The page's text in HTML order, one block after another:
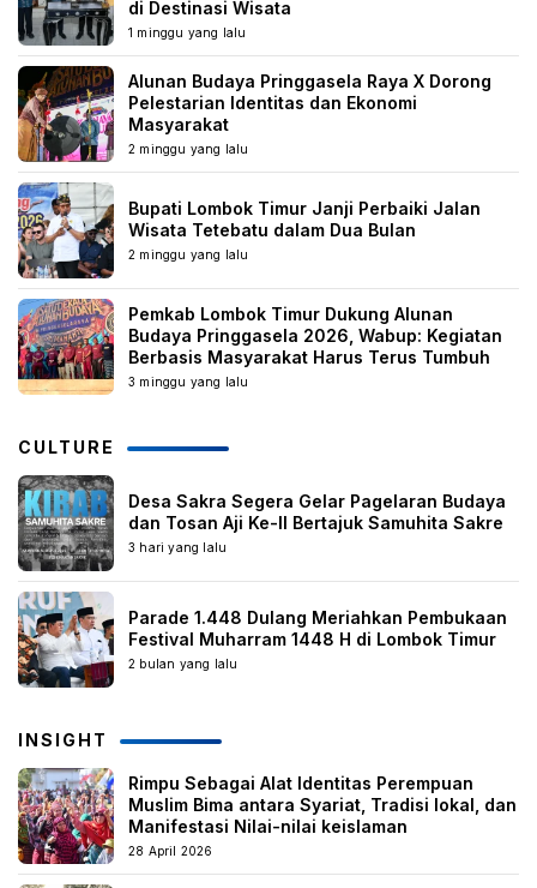
di Destinasi Wisata
1 minggu yang lalu
Alunan Budaya Pringgasela Raya X Dorong
Pelestarian Identitas dan Ekonomi
Masyarakat
2 minggu yang lalu
Bupati Lombok Timur Janji Perbaiki Jalan
Wisata Tetebatu dalam Dua Bulan
2 minggu yang lalu
Pemkab Lombok Timur Dukung Alunan
Budaya Pringgasela 2026, Wabup: Kegiatan
Berbasis Masyarakat Harus Terus Tumbuh
3 minggu yang lalu
CULTURE
Desa Sakra Segera Gelar Pagelaran Budaya
dan Tosan Aji Ke-II Bertajuk Samuhita Sakre
3 hari yang lalu
Parade 1.448 Dulang Meriahkan Pembukaan
Festival Muharram 1448 H di Lombok Timur
2 bulan yang lalu
INSIGHT
Rimpu Sebagai Alat Identitas Perempuan
Muslim Bima antara Syariat, Tradisi lokal, dan
Manifestasi Nilai-nilai keislaman
28 April 2026